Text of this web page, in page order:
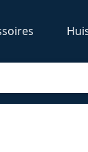
treadmill